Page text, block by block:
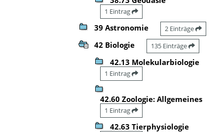
1 Eintrag
39 Astronomie 2 Einträge
42 Biologie 135 Einträge
42.13 Molekularbiologie
1 Eintrag
42.60 Zoologie: Allgemeines
1 Eintrag
42.63 Tierphysiologie